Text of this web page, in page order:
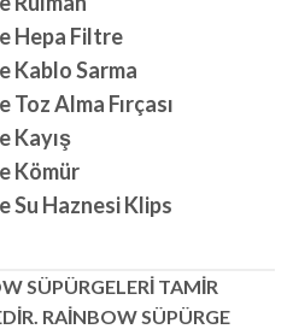
Hepa Filtre
Kablo Sarma
Alma Fırçası
Kayış
Kömür
Su Haznesi Klips
SÜPÜRGELERİ TAMİR
RAİNBOW SÜPÜRGE